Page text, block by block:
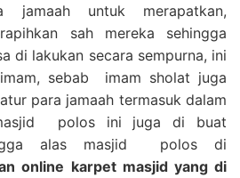
jamaah untuk merapatkan,
sah mereka sehingga
di lakukan secara sempurna, ini
sebab imam sholat juga
para jamaah termasuk dalam
polos ini juga di buat
alas masjid polos di
online karpet masjid yang di